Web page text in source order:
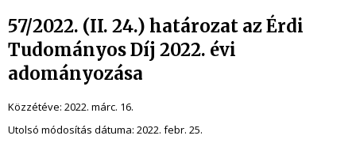
57/2022. (II. 24.) határozat az Érdi
Tudományos Díj 2022. évi
adományozása
Közzétéve: 2022. márc. 16.
Utolsó módosítás dátuma: 2022. febr. 25.